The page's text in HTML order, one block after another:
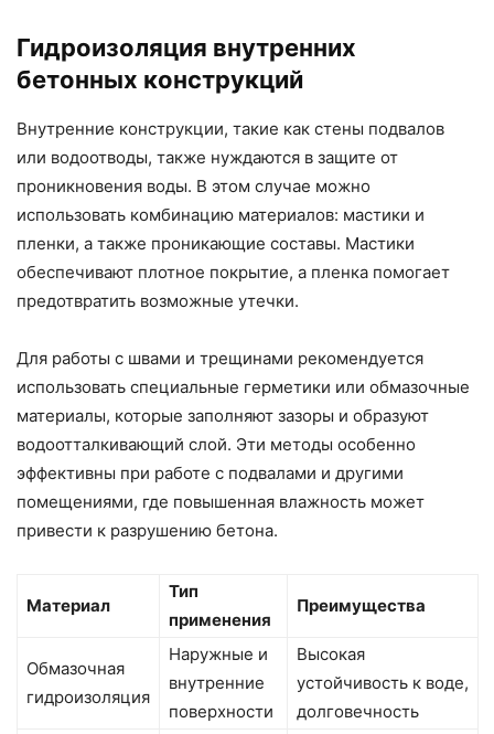
Гидроизоляция внутренних
бетонных конструкций
Внутренние конструкции, такие как стены подвалов
или водоотводы, также нуждаются в защите от
проникновения воды. В этом случае можно
использовать комбинацию материалов: мастики и
пленки, а также проникающие составы. Мастики
обеспечивают плотное покрытие, а пленка помогает
предотвратить возможные утечки.
Для работы с швами и трещинами рекомендуется
использовать специальные герметики или обмазочные
материалы, которые заполняют зазоры и образуют
водоотталкивающий слой. Эти методы особенно
эффективны при работе с подвалами и другими
помещениями, где повышенная влажность может
привести к разрушению бетона.
Материал
Тип
применения
Преимущества
Обмазочная
гидроизоляция
Наружные и
внутренние
поверхности
Высокая
устойчивость к воде,
долговечность